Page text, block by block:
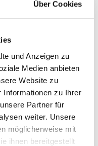
Über Cookies
und Anzeigen zu
Medien anbieten
Website zu
Informationen zu Ihrer
Partner für
weiter. Unsere
möglicherweise mit
ihnen bereitgestellt
für
Comp L